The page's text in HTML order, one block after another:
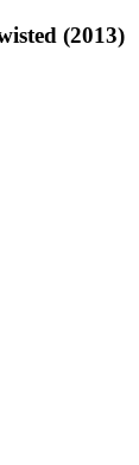
(2013)